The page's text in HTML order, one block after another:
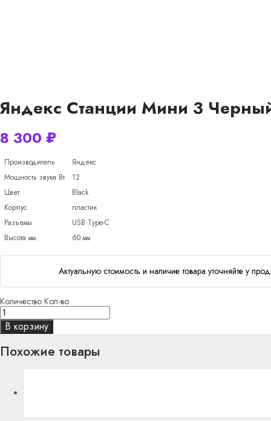
Яндекс Станции Мини 3
8 300 ₽
Производитель
Яндекс
Мощность звука Вт
12
Цвет
Black
Корпус
пластик
Разъемы
USB Type-C
Высота мм.
60 мм
Актуальную стоимость и наличие товара уточняйте у
Количество Кол-во
В корзину
Похожие товары